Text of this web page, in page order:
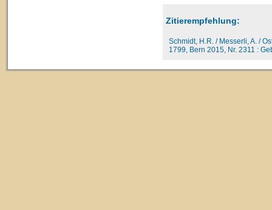
Zitierempfehlung:
Schmidt, H.R. / Messerli, A. /
1799, Bern 2015, Nr. 2311 :